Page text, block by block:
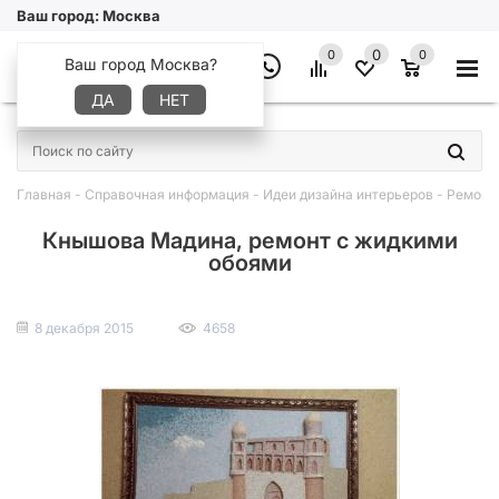
Ваш город:Москва
Ваш город Москва?
ДА
НЕТ
0 0 0
×
Главная - Справочная информация - Идеи дизайна интерьеров -
Кнышова Мадина, ремонт с жидкими
обоями
8 декабря 2015 4658